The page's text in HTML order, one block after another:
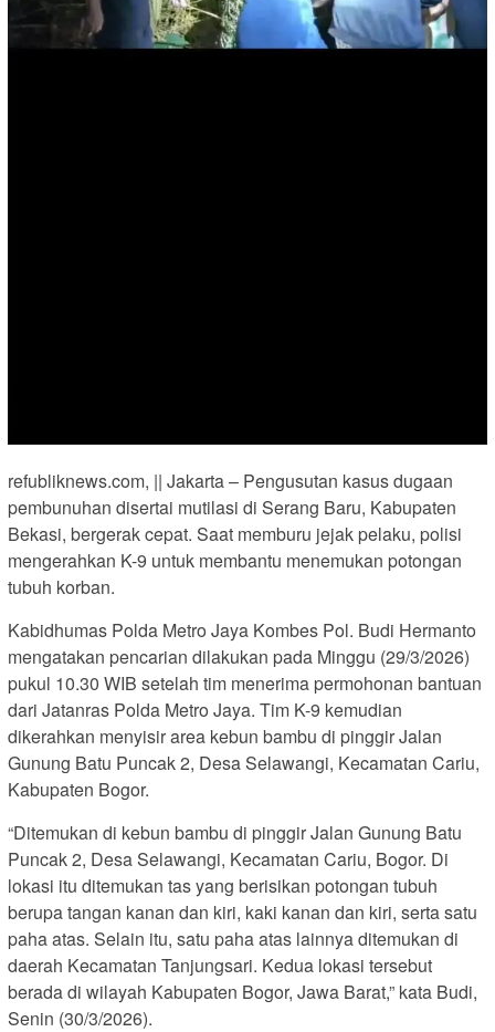
refubliknews.com, || Jakarta – Pengusutan kasus dugaan
pembunuhan disertai mutilasi di Serang Baru, Kabupaten
Bekasi, bergerak cepat. Saat memburu jejak pelaku, polisi
mengerahkan K-9 untuk membantu menemukan potongan
tubuh korban.
Kabidhumas Polda Metro Jaya Kombes Pol. Budi Hermanto
mengatakan pencarian dilakukan pada Minggu (29/3/2026)
pukul 10.30 WIB setelah tim menerima permohonan bantuan
dari Jatanras Polda Metro Jaya. Tim K-9 kemudian
dikerahkan menyisir area kebun bambu di pinggir Jalan
Gunung Batu Puncak 2, Desa Selawangi, Kecamatan Cariu,
Kabupaten Bogor.
“Ditemukan di kebun bambu di pinggir Jalan Gunung Batu
Puncak 2, Desa Selawangi, Kecamatan Cariu, Bogor. Di
lokasi itu ditemukan tas yang berisikan potongan tubuh
berupa tangan kanan dan kiri, kaki kanan dan kiri, serta satu
paha atas. Selain itu, satu paha atas lainnya ditemukan di
daerah Kecamatan Tanjungsari. Kedua lokasi tersebut
berada di wilayah Kabupaten Bogor, Jawa Barat,” kata Budi,
Senin (30/3/2026).